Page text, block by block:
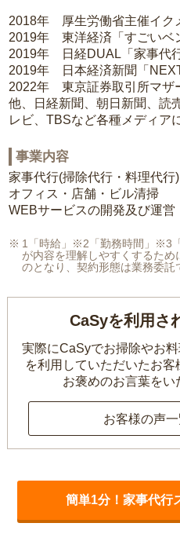
2018年 厚生労働省主催イク
2019年 東洋経済「すごいベ
2019年 日経DUAL「家事代
2019年 日本経済新聞「
2022年 東京証券取引所マザ
他、日経新聞、朝日新聞、読
レビ、TBSなど各種メディア
事業内容
家事代行(掃除代行・料理代
オフィス・店舗・ビル清掃
WEBサービスの開発及び運営
1「時給」※2「勤務時間」※3
が内容を理解しやすくするた
のとなり、契約形態は業務委託
CaSyを利用さ
実際にCaSyでお掃除やお
を利用していただいたお客
お褒めのお言葉をい
お客様の声
簡単1分！家事代行